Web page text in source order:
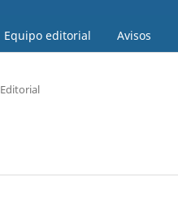
Equipo editorial Avisos
Editorial